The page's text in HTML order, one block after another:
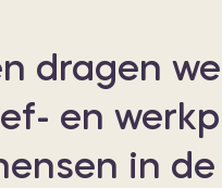
dragen
en
in de